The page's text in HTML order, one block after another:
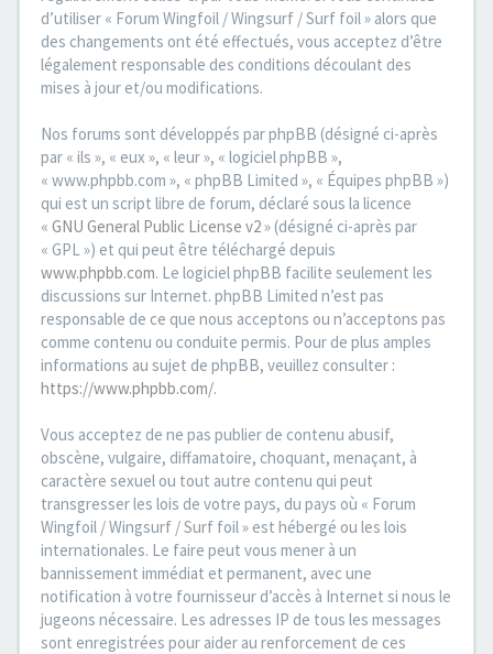
d’utiliser « Forum Wingfoil / Wingsurf / Surf foil » alors que
des changements ont été effectués, vous acceptez d’être
légalement responsable des conditions découlant des
mises à jour et/ou modifications.
Nos forums sont développés par phpBB (désigné ci-après
par « ils », « eux », « leur », « logiciel phpBB »,
« www.phpbb.com », « phpBB Limited », « Équipes phpBB »)
qui est un script libre de forum, déclaré sous la licence
« GNU General Public License v2» (désigné ci-après par
« GPL ») et qui peut être téléchargé depuis
www.phpbb.com. Le logiciel phpBB facilite seulement les
discussions sur Internet. phpBB Limited n’est pas
responsable de ce que nous acceptons ou n’acceptons pas
comme contenu ou conduite permis. Pour de plus amples
informations au sujet de phpBB, veuillez consulter :
https://www.phpbb.com/.
Vous acceptez de ne pas publier de contenu abusif,
obscène, vulgaire, diffamatoire, choquant, menaçant, à
caractère sexuel ou tout autre contenu qui peut
transgresser les lois de votre pays, du pays où « Forum
Wingfoil / Wingsurf / Surf foil » est hébergé ou les lois
internationales. Le faire peut vous mener à un
bannissement immédiat et permanent, avec une
notification à votre fournisseur d’accès à Internet si nous le
jugeons nécessaire. Les adresses IP de tous les messages
sont enregistrées pour aider au renforcement de ces